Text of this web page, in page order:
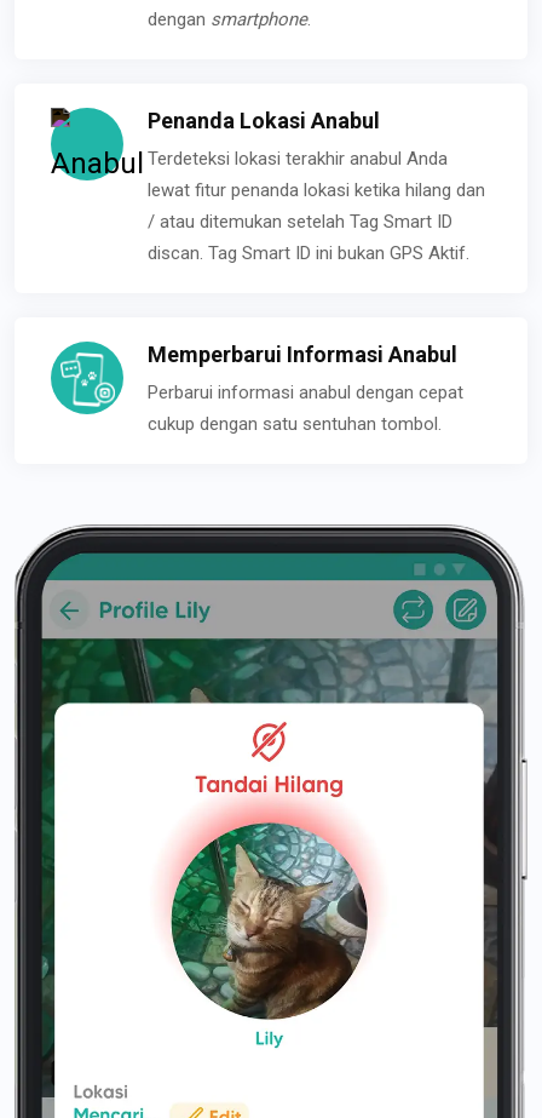
dengan smartphone.
Penanda Lokasi Anabul
Terdeteksi lokasi terakhir anabul Anda
lewat fitur penanda lokasi ketika hilang dan
/ atau ditemukan setelah Tag Smart ID
discan. Tag Smart ID ini bukan GPS Aktif.
Memperbarui Informasi Anabul
Perbarui informasi anabul dengan cepat
cukup dengan satu sentuhan tombol.